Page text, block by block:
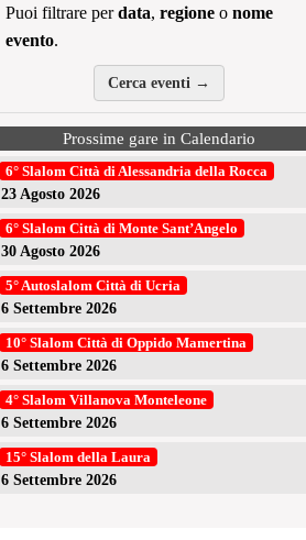
Puoi filtrare perdata, regione o nome
evento.
Cerca eventi →
Prossime gare in Calendario
6° Slalom Città di Alessandria della Rocca
23 Agosto 2026
6° Slalom Città di Monte Sant’Angelo
30 Agosto 2026
5° Autoslalom Città di Ucria
6 Settembre 2026
10° Slalom Città di Oppido Mamertina
6 Settembre 2026
4° Slalom Villanova Monteleone
6 Settembre 2026
15° Slalom della Laura
6 Settembre 2026